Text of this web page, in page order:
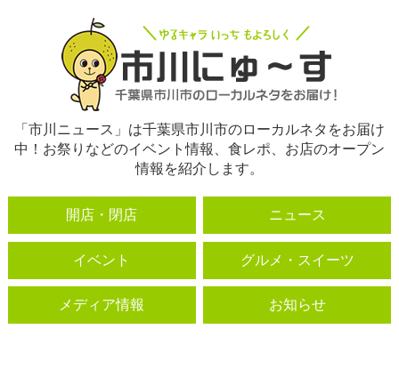
「市川ニュース」は千葉県市川市のローカルネタをお届け
中！お祭りなどのイベント情報、食レポ、お店のオープン
情報を紹介します。
開店・閉店 ニュース
イベント グルメ・スイーツ
メディア情報 お知らせ